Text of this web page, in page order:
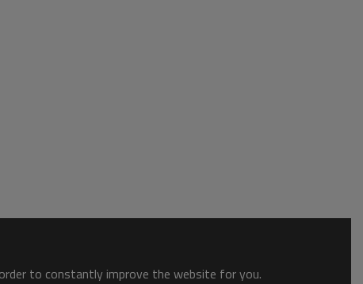
to constantly improve the website for you.